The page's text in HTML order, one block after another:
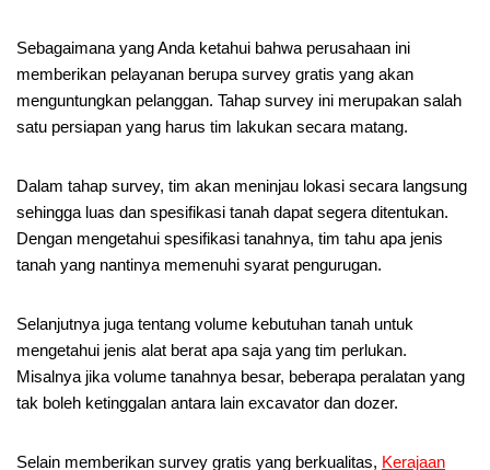
Sebagaimana yang Anda ketahui bahwa perusahaan ini
memberikan pelayanan berupa survey gratis yang akan
menguntungkan pelanggan. Tahap survey ini merupakan salah
satu persiapan yang harus tim lakukan secara matang.
Dalam tahap survey, tim akan meninjau lokasi secara langsung
sehingga luas dan spesifikasi tanah dapat segera ditentukan.
Dengan mengetahui spesifikasi tanahnya, tim tahu apa jenis
tanah yang nantinya memenuhi syarat pengurugan.
Selanjutnya juga tentang volume kebutuhan tanah untuk
mengetahui jenis alat berat apa saja yang tim perlukan.
Misalnya jika volume tanahnya besar, beberapa peralatan yang
tak boleh ketinggalan antara lain excavator dan dozer.
Selain memberikan survey gratis yang berkualitas, Kerajaan